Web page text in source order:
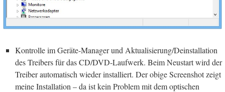
Kontrolle im Geräte-Manager und Aktualisierung/Deinstallation
des Treibers für das CD/DVD-Laufwerk. Beim Neustart wird der
Treiber automatisch wieder installiert. Der obige Screenshot zeigt
meine Installation – da ist kein Problem mit dem optischen